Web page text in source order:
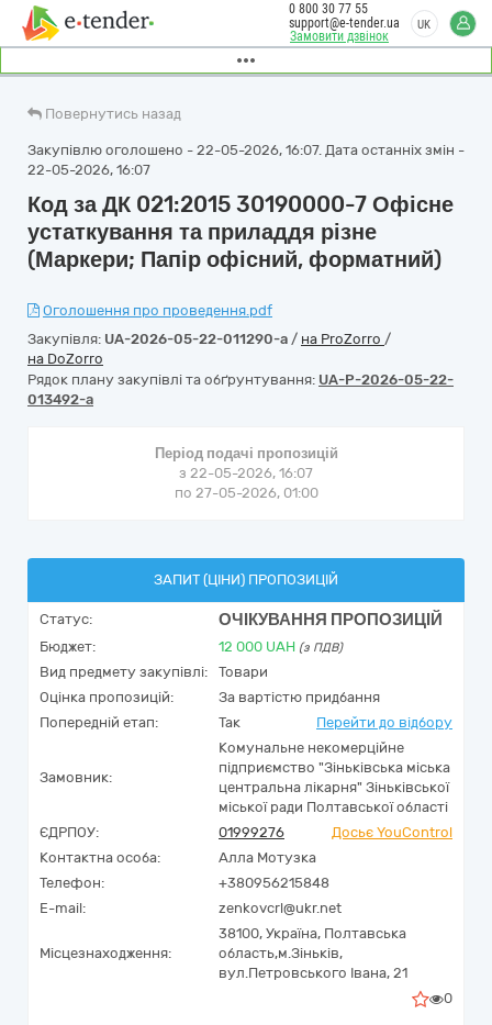
Замовити дзвінок
0 800 30 77 55
support@e-tender.ua
UK
Повернутись назад
Закупівлю оголошено - 22-05-2026, 16:07. Дата останніх змін -
22-05-2026, 16:07
Код за ДК 021:2015 30190000-7 Офісне
устаткування та приладдя різне
(Маркери; Папір офісний, форматний)
Оголошення про проведення.pdf
Закупівля: UA-2026-05-22-011290-a / на ProZorro /
на DoZorro
Рядок плану закупівлі та обґрунтування: UA-P-2026-05-22-
013492-a
Період подачі пропозицій
з 22-05-2026, 16:07
по 27-05-2026, 01:00
ЗАПИТ (ЦІНИ) ПРОПОЗИЦІЙ
Статус: ОЧІКУВАННЯ ПРОПОЗИЦІЙ
Бюджет: 12 000 UAH (з ПДВ)
Вид предмету закупівлі:
Товари
Оцінка пропозицій:
За вартістю придбання
Попередній етап:
Так Перейти до відбору
Замовник:
Комунальне некомерційне
підприємство "Зіньківська міська
центральна лікарня" Зіньківської
міської ради Полтавської області
ЄДРПОУ:
01999276
Досьє YouControl
Контактна особа:
Алла Мотузка
Телефон:
+380956215848
E-mail:
zenkovcrl@ukr.net
Місцезнаходження:
38100, Україна, Полтавська
область,м.Зіньків,
вул.Петровського Івана, 21
0